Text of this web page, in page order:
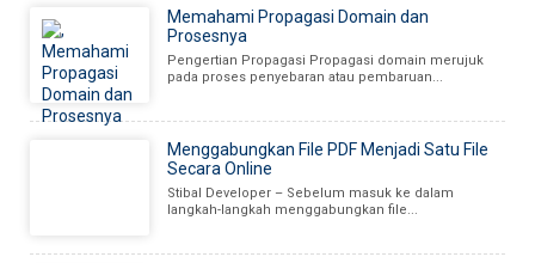
Memahami Propagasi Domain dan
Prosesnya
Pengertian Propagasi Propagasi domain merujuk
pada proses penyebaran atau pembaruan...
Menggabungkan File PDF Menjadi Satu File
Secara Online
Stibal Developer – Sebelum masuk ke dalam
langkah-langkah menggabungkan file...